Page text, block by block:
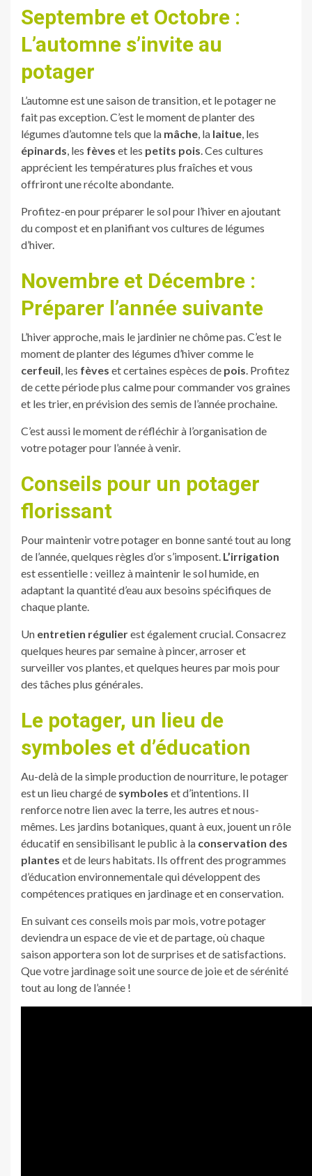
Septembre et Octobre :
L’automne s’invite au
potager
L’automne est une saison de transition, et le potager ne
fait pas exception. C’est le moment de planter des
légumes d’automne tels que la mâche, la laitue, les
épinards, les fèves et les petits pois. Ces cultures
apprécient les températures plus fraîches et vous
offriront une récolte abondante.
Profitez-en pour préparer le sol pour l’hiver en ajoutant
du compost et en planifiant vos cultures de légumes
d’hiver.
Novembre et Décembre :
Préparer l’année suivante
L’hiver approche, mais le jardinier ne chôme pas. C’est le
moment de planter des légumes d’hiver comme le
cerfeuil, les fèves et certaines espèces de pois. Profitez
de cette période plus calme pour commander vos graines
et les trier, en prévision des semis de l’année prochaine.
C’est aussi le moment de réfléchir à l’organisation de
votre potager pour l’année à venir.
Conseils pour un potager
florissant
Pour maintenir votre potager en bonne santé tout au long
de l’année, quelques règles d’or s’imposent. L’irrigation
est essentielle : veillez à maintenir le sol humide, en
adaptant la quantité d’eau aux besoins spécifiques de
chaque plante.
Un entretien régulierest également crucial. Consacrez
quelques heures par semaine à pincer, arroser et
surveiller vos plantes, et quelques heures par mois pour
des tâches plus générales.
Le potager, un lieu de
symboles et d’éducation
Au-delà de la simple production de nourriture, le potager
est un lieu chargé de symboles et d’intentions. Il
renforce notre lien avec la terre, les autres et nous-
mêmes. Les jardins botaniques, quant à eux, jouent un rôle
éducatif en sensibilisant le public à la conservation des
plantes et de leurs habitats. Ils offrent des programmes
d’éducation environnementale qui développent des
compétences pratiques en jardinage et en conservation.
En suivant ces conseils mois par mois, votre potager
deviendra un espace de vie et de partage, où chaque
saison apportera son lot de surprises et de satisfactions.
Que votre jardinage soit une source de joie et de sérénité
tout au long de l’année !